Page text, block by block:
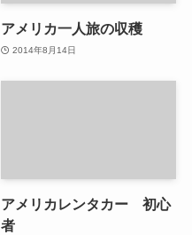
アメリカ一人旅の収穫
2014年8月14日
アメリカレンタカー 初心
者